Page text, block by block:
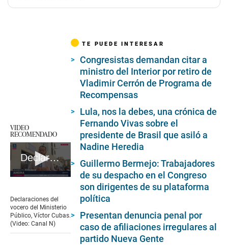
VIDEO
RECOMENDADO
Declaraciones del vocero del Ministerio Público, Víctor Cubas
of
2
minutes,
27
seconds
Declaraciones del
vocero del Ministerio
Público, Víctor Cubas.
(Video: Canal N)
TE PUEDE INTERESAR
Congresistas demandan citar a
ministro del Interior por retiro de
Vladimir Cerrón de Programa de
Recompensas
Lula, nos la debes, una crónica de
Fernando Vivas sobre el
presidente de Brasil que asiló a
Nadine Heredia
Guillermo Bermejo: Trabajadores
de su despacho en el Congreso
son dirigentes de su plataforma
política
Presentan denuncia penal por
caso de afiliaciones irregulares al
partido Nueva Gente